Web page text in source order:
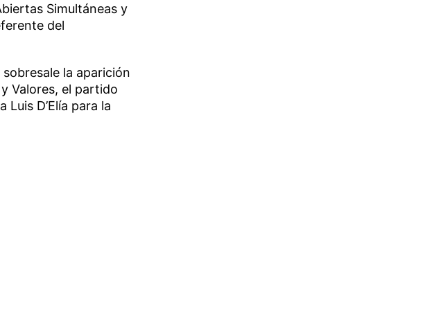
Simultáneas y
del
la aparición
Valores, el partido
D’Elía para la